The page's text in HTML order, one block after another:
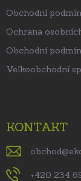
Obchodní
Ochrana
Obchodní
Velkoobchodní
KONTAKT
obchod@
+420 234